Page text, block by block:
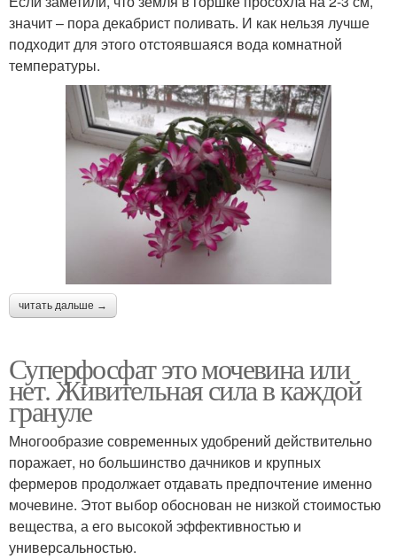
значит – пора декабрист поливать. И как нельзя лучше
подходит для этого отстоявшаяся вода комнатной
температуры.
читать дальше →
Суперфосфат это мочевина или
нет. Живительная сила в каждой
грануле
Многообразие современных удобрений действительно
поражает, но большинство дачников и крупных
фермеров продолжает отдавать предпочтение именно
мочевине. Этот выбор обоснован не низкой стоимостью
вещества, а его высокой эффективностью и
универсальностью.